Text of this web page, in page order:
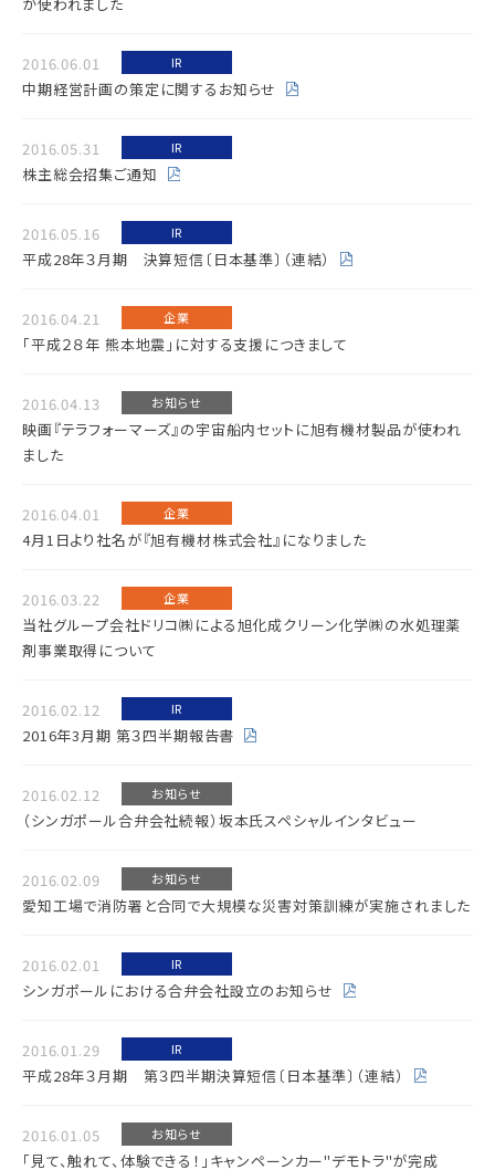
2016.06.01 IR
中期経営計画の策定に関するお知らせ
2016.05.31 IR
株主総会招集ご通知
2016.05.16 IR
平成28年３月期 決算短信〔日本基準〕（連結）
2016.04.21 企業
「平成２８年 熊本地震」に対する支援につきまして
2016.04.13 お知らせ
映画『テラフォーマーズ』の宇宙船内セットに旭有機材製品が使われ
ました
2016.04.01 企業
4月1日より社名が『旭有機材株式会社』になりました
2016.03.22 企業
当社グループ会社ドリコ㈱による旭化成クリーン化学㈱の水処理薬
剤事業取得について
2016.02.12 IR
2016年3月期 第３四半期報告書
2016.02.12 お知らせ
（シンガポール合弁会社続報）坂本氏スペシャルインタビュー
2016.02.09 お知らせ
愛知工場で消防署と合同で大規模な災害対策訓練が実施されました
2016.02.01 IR
シンガポールにおける合弁会社設立のお知らせ
2016.01.29 IR
平成28年３月期 第３四半期決算短信〔日本基準〕（連結）
2016.01.05 お知らせ
「見て、触れて、体験できる！」キャンペーンカー"デモトラ"が完成